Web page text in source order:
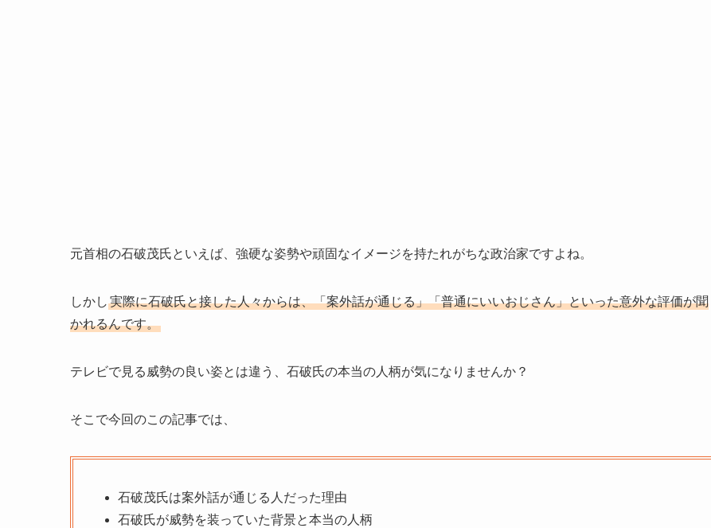
元首相の石破茂氏といえば、強硬な姿勢や頑固なイメージを持たれがちな政治家ですよね。
しかし 実際に石破氏と接した人々からは、「案外話が通じる」「普通にいいおじさん」といった意外な評価が聞
かれるんです。
テレビで見る威勢の良い姿とは違う、石破氏の本当の人柄が気になりませんか？
そこで今回のこの記事では、
石破茂氏は案外話が通じる人だった理由
石破氏が威勢を装っていた背景と本当の人柄